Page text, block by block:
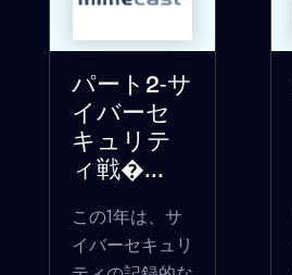
パート2-サ
イバーセ
キュリテ
ィ戦�...
この1年は、サ
イバーセキュリ